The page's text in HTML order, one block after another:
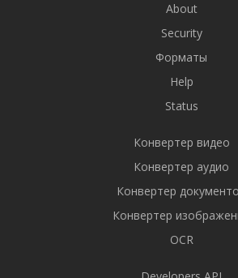
About
Security
Форматы
Help
Status
Конвертер видео
Конвертер аудио
Конвертер
Конвертер
OCR